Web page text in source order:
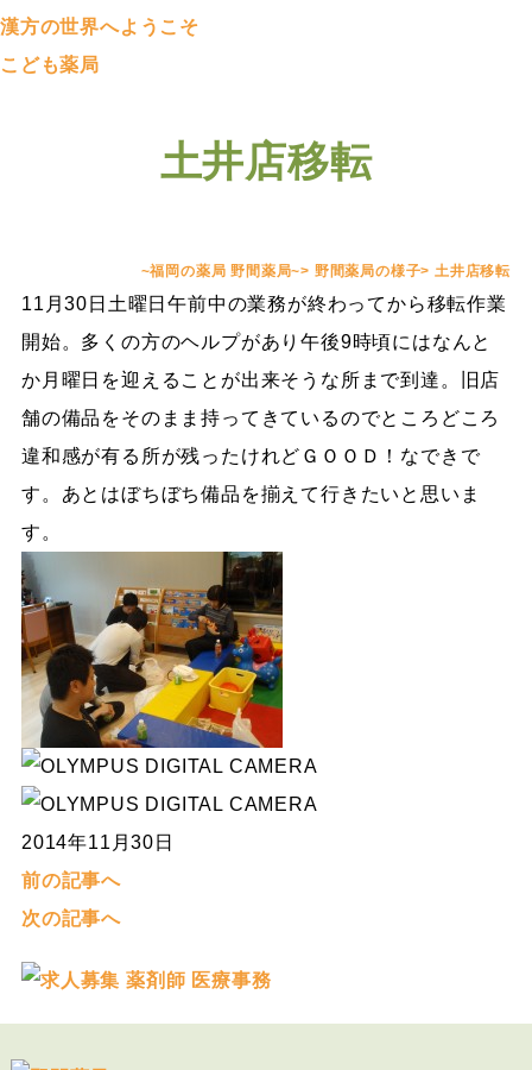
漢方の世界へようこそ
こども薬局
土井店移転
~福岡の薬局 野間薬局~> 野間薬局の様子>土井店移転
11月30日土曜日午前中の業務が終わってから移転作業
開始。多くの方のヘルプがあり午後9時頃にはなんと
か月曜日を迎えることが出来そうな所まで到達。旧店
舗の備品をそのまま持ってきているのでところどころ
違和感が有る所が残ったけれどＧＯＯＤ！なできで
す。あとはぼちぼち備品を揃えて行きたいと思いま
す。
2014年11月30日
前の記事へ
次の記事へ